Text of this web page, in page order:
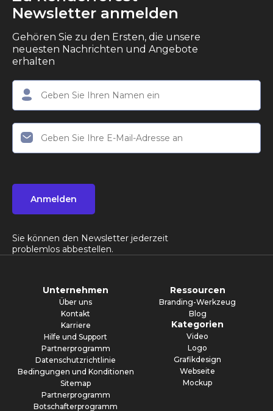
Newsletter anmelden
Gehören Sie zu den Ersten, die unsere
neuesten Nachrichten und Angebote
erhalten
Anmelden
Sie können den Newsletter jederzeit
problemlos abbestellen.
Unternehmen
Über uns
Kontakt
Karriere
Hilfe und Support
Partnerprogramm
Datenschutzrichtlinie
Bedingungen und Konditionen
Sitemap
Partnerprogramm
Botschafterprogramm
Ressourcen
Branding-Werkzeug
Blog
Kategorien
Video
Logo
Grafikdesign
Webseite
Mockup